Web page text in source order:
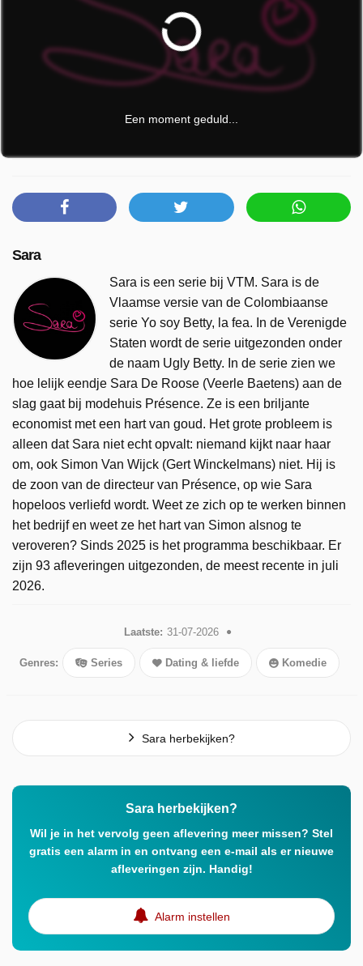
Een moment geduld...
Sara
Sara is een serie bij VTM. Sara is de
Vlaamse versie van de Colombiaanse
serie Yo soy Betty, la fea. In de Verenigde
Staten wordt de serie uitgezonden onder
de naam Ugly Betty. In de serie zien we
hoe lelijk eendje Sara De Roose (Veerle Baetens) aan de
slag gaat bij modehuis Présence. Ze is een briljante
economist met een hart van goud. Het grote probleem is
alleen dat Sara niet echt opvalt: niemand kijkt naar haar
om, ook Simon Van Wijck (Gert Winckelmans) niet. Hij is
de zoon van de directeur van Présence, op wie Sara
hopeloos verliefd wordt. Weet ze zich op te werken binnen
het bedrijf en weet ze het hart van Simon alsnog te
veroveren? Sinds 2025 is het programma beschikbaar. Er
zijn 93 afleveringen uitgezonden, de meest recente in juli
2026.
Laatste: 31-07-2026
Genres: Series Dating & liefde Komedie
Sara herbekijken?
Sara herbekijken?
Wil je in het vervolg geen aflevering meer missen? Stel
gratis een alarm in en ontvang een e-mail als er nieuwe
afleveringen zijn. Handig!
Alarm instellen